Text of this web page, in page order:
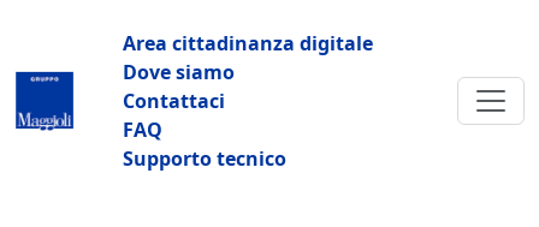
Navigazione principale
Area cittadinanza digitale
Dove siamo
Contattaci
FAQ
Supporto tecnico